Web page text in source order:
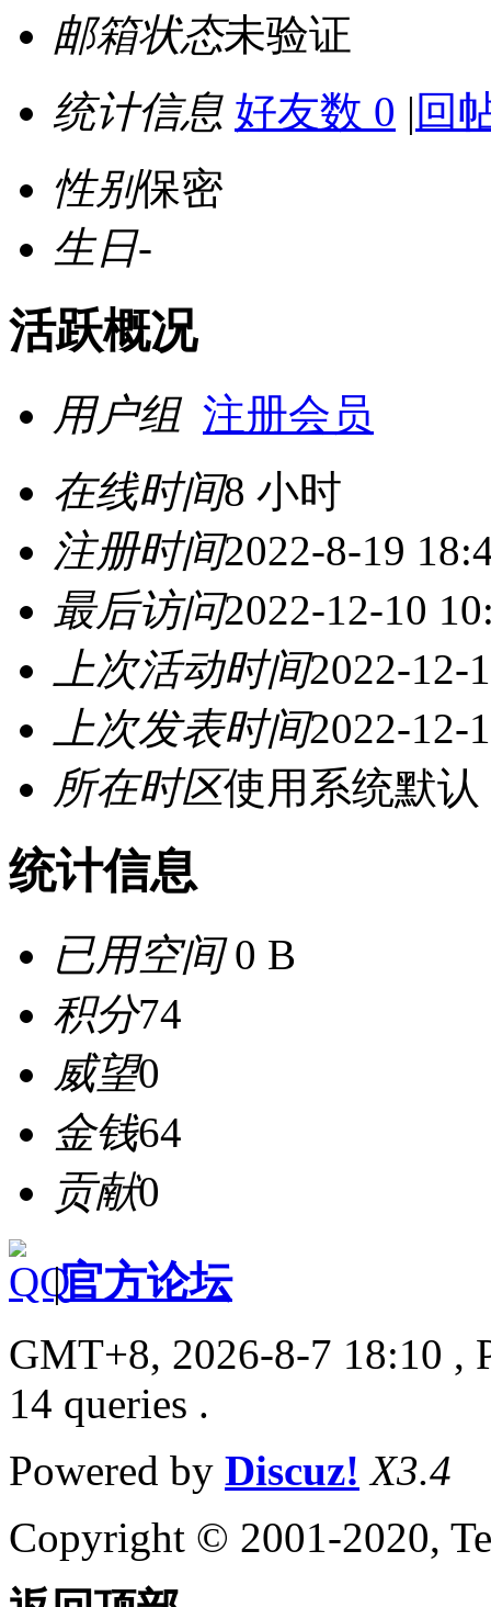
邮箱状态未验证
统计信息 好友数 0 | 回
性别保密
生日-
活跃概况
用户组 注册会员
在线时间8 小时
注册时间2022-8-19
最后访问2022-12-10
上次活动时间2022-12-
上次发表时间2022-12-
所在时区使用系统默认
统计信息
已用空间0 B
积分74
威望0
金钱64
贡献0
|官方论坛
GMT+8, 2026-8-7 18:10 ,
14 queries .
Powered by Discuz! X3.4
Copyright © 2001-2020,